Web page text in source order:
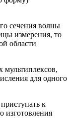
сечения волны
измерения, то
области
для одного
к
изготовления